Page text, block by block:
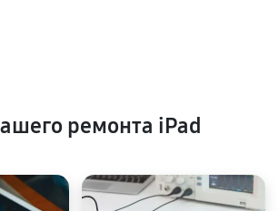
ремонта iPad